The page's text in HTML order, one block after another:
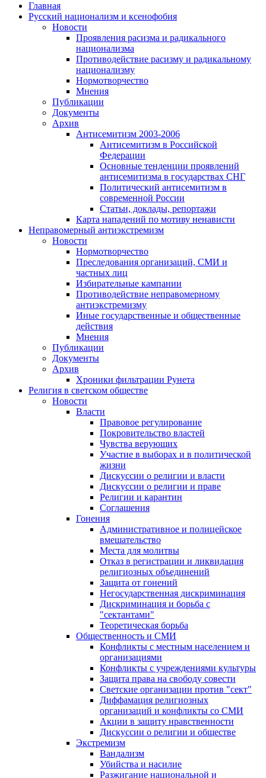
Главная
Русский национализм и ксенофобия
Новости
Проявления расизма и радикального
национализма
Противодействие расизму и радикальному
национализму
Нормотворчество
Мнения
Публикации
Документы
Архив
Антисемитизм 2003-2006
Антисемитизм в Российской
Федерации
Основные тенденции проявлений
антисемитизма в государствах СНГ
Политический антисемитизм в
современной России
Статьи, доклады, репортажи
Карта нападений по мотиву ненависти
Неправомерный антиэкстремизм
Новости
Нормотворчество
Преследования организаций, СМИ и
частных лиц
Избирательные кампании
Противодействие неправомерному
антиэкстремизму
Иные государственные и общественные
действия
Мнения
Публикации
Документы
Архив
Хроники фильтрации Рунета
Религия в светском обществе
Новости
Власти
Правовое регулирование
Покровительство властей
Чувства верующих
Участие в выборах и в политической
жизни
Дискуссии о религии и власти
Дискуссии о религии и праве
Религии и карантин
Соглашения
Гонения
Административное и полицейское
вмешательство
Места для молитвы
Отказ в регистрации и ликвидация
религиозных объединений
Защита от гонений
Негосударственная дискриминация
Дискриминация и борьба с
"сектантами"
Теоретическая борьба
Общественность и СМИ
Конфликты с местным населением и
организациями
Конфликты с учреждениями культуры
Защита права на свободу совести
Светские организации против "сект"
Диффамация религиозных
организаций и конфликты со СМИ
Акции в защиту нравственности
Дискуссии о религии и обществе
Экстремизм
Вандализм
Убийства и насилие
Разжигание национальной и